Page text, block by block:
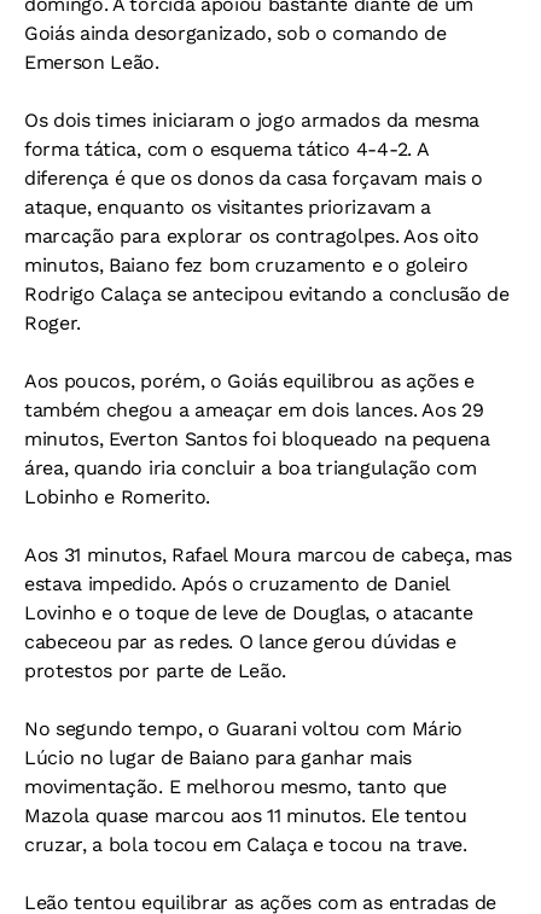
Goiás ainda desorganizado, sob o comando de
Emerson Leão.
Os dois times iniciaram o jogo armados da mesma
forma tática, com o esquema tático 4-4-2. A
diferença é que os donos da casa forçavam mais o
ataque, enquanto os visitantes priorizavam a
marcação para explorar os contragolpes. Aos oito
minutos, Baiano fez bom cruzamento e o goleiro
Rodrigo Calaça se antecipou evitando a conclusão de
Roger.
Aos poucos, porém, o Goiás equilibrou as ações e
também chegou a ameaçar em dois lances. Aos 29
minutos, Everton Santos foi bloqueado na pequena
área, quando iria concluir a boa triangulação com
Lobinho e Romerito.
Aos 31 minutos, Rafael Moura marcou de cabeça, mas
estava impedido. Após o cruzamento de Daniel
Lovinho e o toque de leve de Douglas, o atacante
cabeceou par as redes. O lance gerou dúvidas e
protestos por parte de Leão.
No segundo tempo, o Guarani voltou com Mário
Lúcio no lugar de Baiano para ganhar mais
movimentação. E melhorou mesmo, tanto que
Mazola quase marcou aos 11 minutos. Ele tentou
cruzar, a bola tocou em Calaça e tocou na trave.
Leão tentou equilibrar as ações com as entradas de